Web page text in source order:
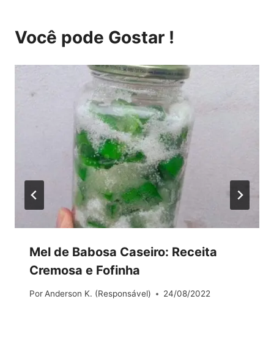
Você pode Gostar !
Mel de Babosa Caseiro: Receita
Cremosa e Fofinha
PorAnderson K. (Responsável) 24/08/2022